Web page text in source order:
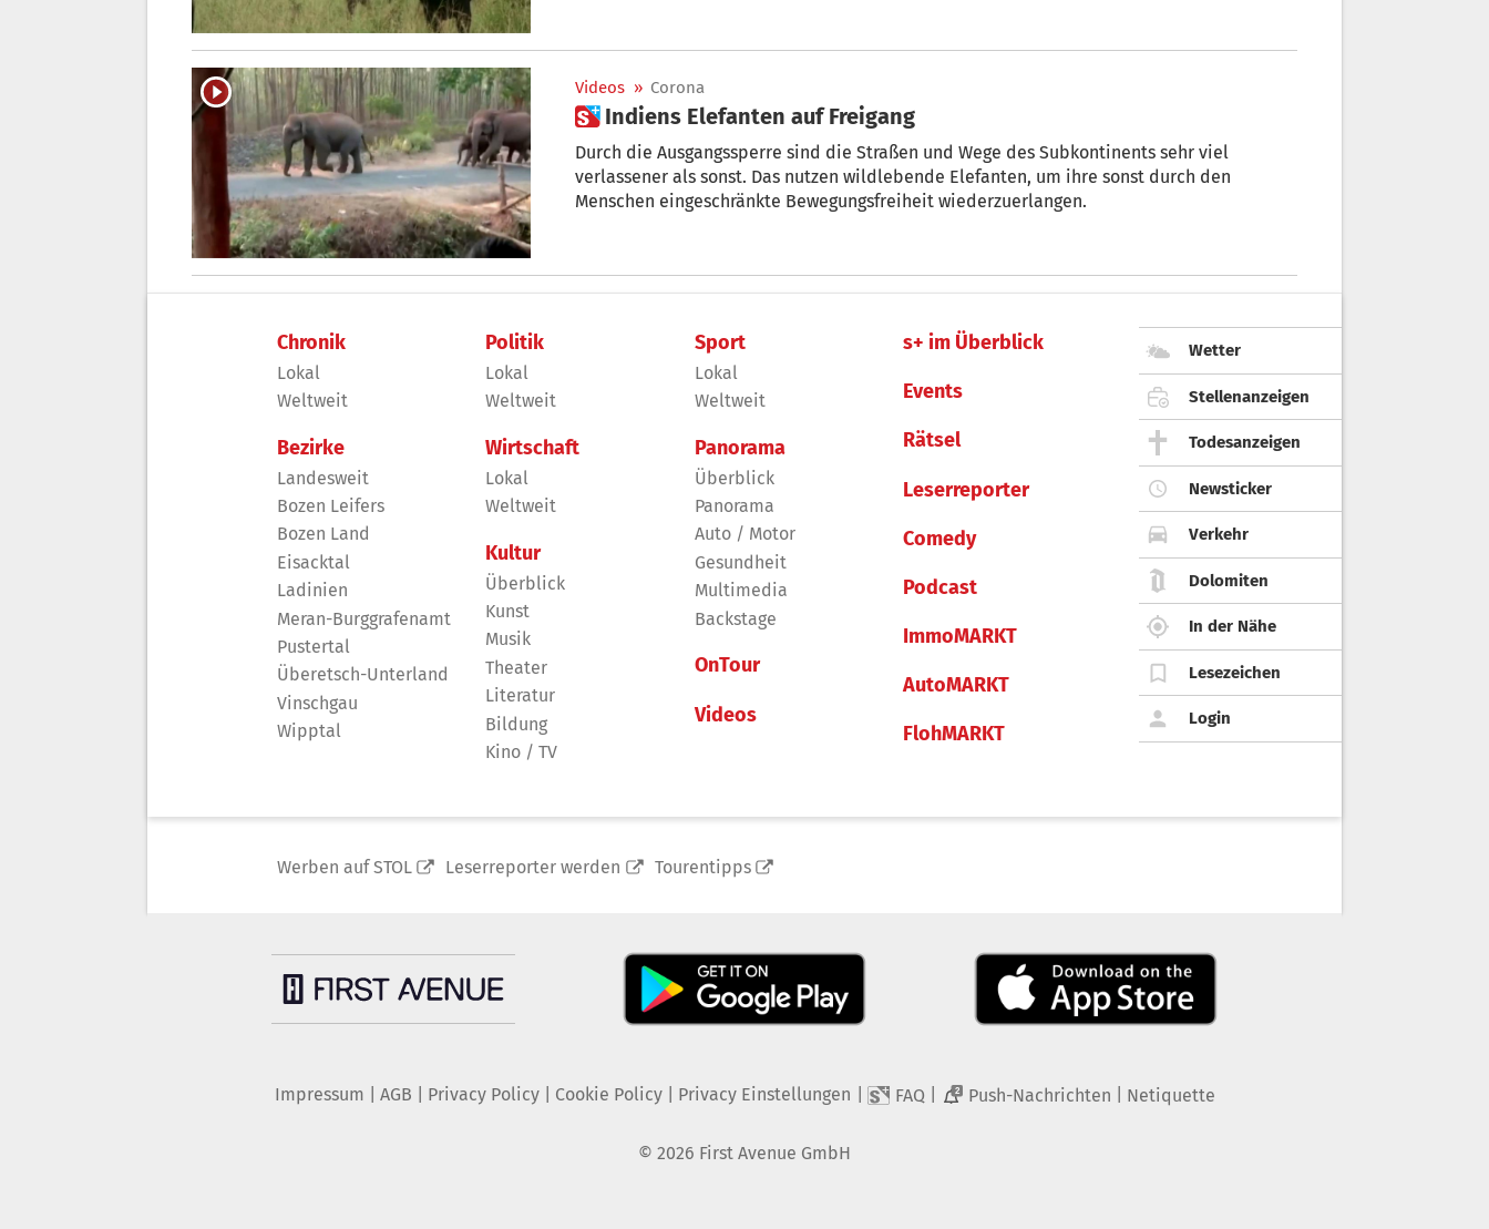
Videos » Corona
 Indiens Elefanten auf Freigang
Durch die Ausgangssperre sind die Straßen und Wege des Subkontinents sehr viel
verlassener als sonst. Das nutzen wildlebende Elefanten, um ihre sonst durch den
Menschen eingeschränkte Bewegungsfreiheit wiederzuerlangen.
Chronik
Lokal
Weltweit
Bezirke
Landesweit
Bozen Leifers
Bozen Land
Eisacktal
Ladinien
Meran-Burggrafenamt
Pustertal
Überetsch-Unterland
Vinschgau
Wipptal
Politik
Lokal
Weltweit
Wirtschaft
Lokal
Weltweit
Kultur
Überblick
Kunst
Musik
Theater
Literatur
Bildung
Kino / TV
Sport
Lokal
Weltweit
Panorama
Überblick
Panorama
Auto / Motor
Gesundheit
Multimedia
Backstage
OnTour
Videos
s+ im Überblick
Events
Rätsel
Leserreporter
Comedy
Podcast
ImmoMARKT
AutoMARKT
FlohMARKT
Wetter
Stellenanzeigen
Todesanzeigen
Newsticker
Verkehr
Dolomiten
In der Nähe
Lesezeichen
Login
Werben auf STOL Leserreporter werden Tourentipps
Impressum AGB Privacy Policy| Cookie Policy| Privacy Einstellungen FAQ 2 Push-Nachrichten Netiquette
© 2026 First Avenue GmbH